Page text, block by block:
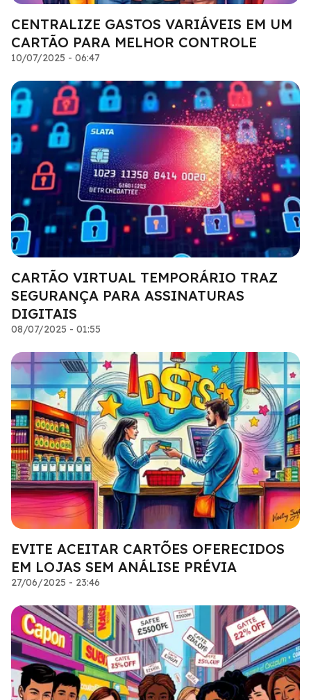
CENTRALIZE GASTOS VARIÁVEIS EM UM
CARTÃO PARA MELHOR CONTROLE
10/07/2025 - 06:47
CARTÃO VIRTUAL TEMPORÁRIO TRAZ
SEGURANÇA PARA ASSINATURAS
DIGITAIS
08/07/2025 - 01:55
EVITE ACEITAR CARTÕES OFERECIDOS
EM LOJAS SEM ANÁLISE PRÉVIA
27/06/2025 - 23:46